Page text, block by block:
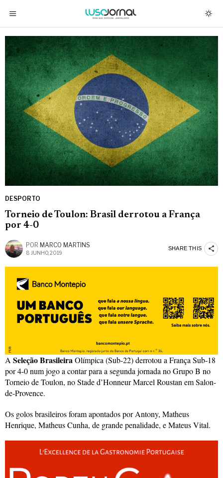
DESPORTO
Torneio de Toulon: Brasil derrotou a França
por 4-0
POR MARCO MARTINS
8 JUNHO, 2019
SHARE THIS
A Seleção BrasileiraOlímpica (Sub-22) derrotou a França Sub-18
por 4-0 num jogo a contar para a segunda jornada no Grupo B no
Torneio de Toulon, no Stade d’Honneur Marcel Roustan em Salon-
de-Provence.
Os golos brasileiros foram apontados por Antony, Matheus
Henrique, Matheus Cunha, de grande penalidade, e Mateus Vital.